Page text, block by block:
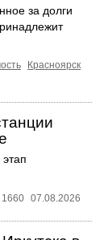
за долги
Красноярск
1660 07.08.2026